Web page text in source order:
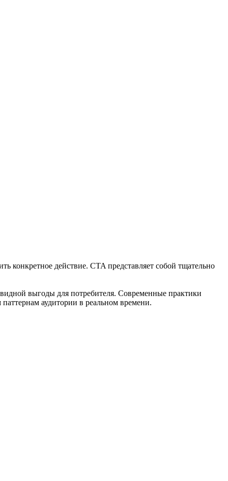
действие. CTA представляет собой тщательно
выгоды для потребителя. Современные практики
аудитории в реальном времени.